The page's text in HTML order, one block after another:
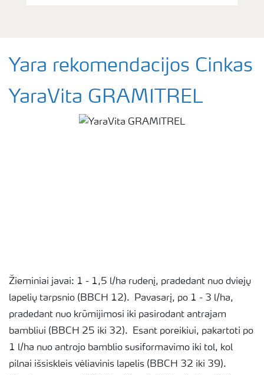
Yara rekomendacijos Cinkas
YaraVita GRAMITREL
Žieminiai javai: 1 - 1,5 l/ha rudenį, pradedant nuo dviejų
lapelių tarpsnio (BBCH 12). Pavasarį, po 1 - 3 l/ha,
pradedant nuo krūmijimosi iki pasirodant antrajam
bambliui (BBCH 25 iki 32). Esant poreikiui, pakartoti po
1 l/ha nuo antrojo bamblio susiformavimo iki tol, kol
pilnai išsiskleis vėliavinis lapelis (BBCH 32 iki 39).